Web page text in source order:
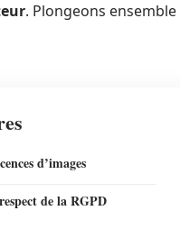
. Plongeons
d’images
de la RGPD